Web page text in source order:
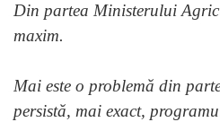
Din partea Ministerului
maxim.
Mai este o problemă din
persistă, mai exact,